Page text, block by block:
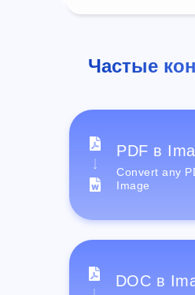
Частые
PDF в
Convert any
Image
DOC в